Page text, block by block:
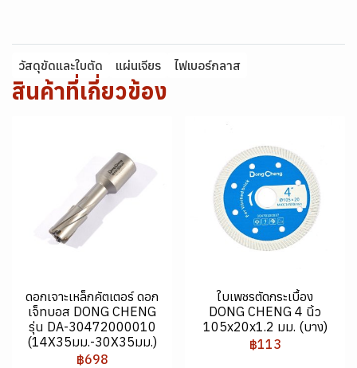
วัสดุขัดและใบตัด แผ่นเจียร ไฟเบอร์กลาส
สินค้าที่เกี่ยวข้อง
ดอกเจาะเหล็กคัตเตอร์ ดอก
เจ็ทบอส DONG CHENG
รุ่น DA-30472000010
(14X35มม.-30X35มม.)
฿698
ใบเพชรตัดกระเบื้อง
DONG CHENG 4 นิ้ว
105x20x1.2 มม. (บาง)
฿113